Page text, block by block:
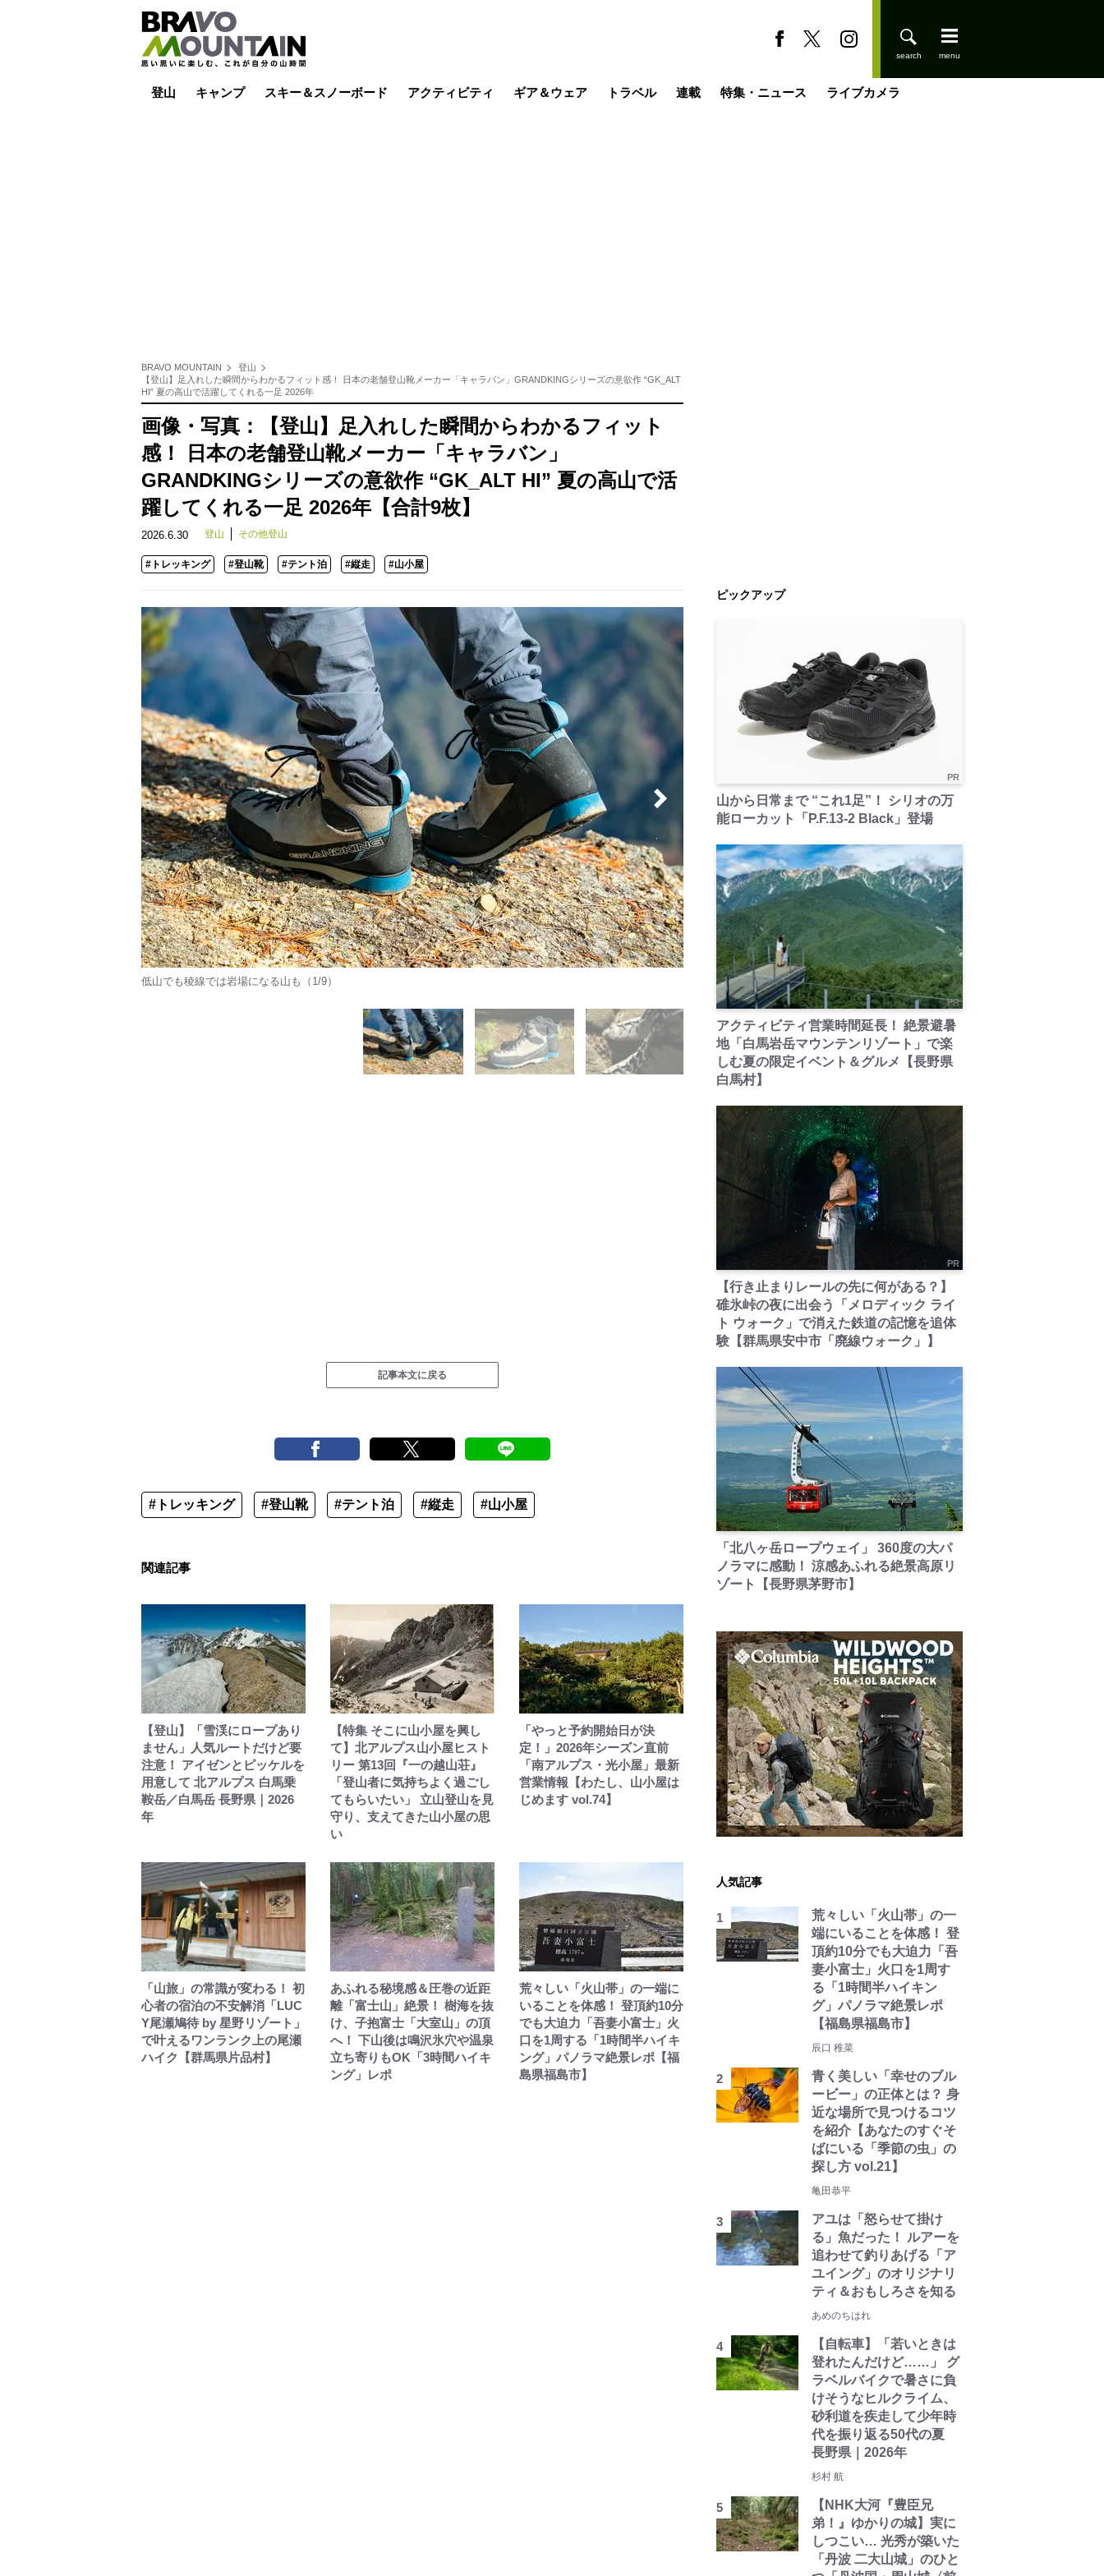
登山 キャンプ スキー＆スノーボード アクティビティ ギア＆ウェア トラベル 連載 特集・ニュース ライブカメラ
BRAVO MOUNTAIN
登山
【登山】足入れした瞬間からわかるフィット感！ 日本の老舗登山靴メーカー「キャラバン」GRANDKINGシリーズの意欲作 “GK_ALT
HI” 夏の高山で活躍してくれる一足 2026年
画像・写真：【登山】足入れした瞬間からわかるフィット
感！ 日本の老舗登山靴メーカー「キャラバン」
GRANDKINGシリーズの意欲作 “GK_ALT HI” 夏の高山で活
躍してくれる一足 2026年【合計9枚】
2026.6.30 登山 その他登山
#トレッキング #登山靴 #テント泊 #縦走 #山小屋
低山でも稜線では岩場になる山も（1/9）
記事本文に戻る
#トレッキング #登山靴 #テント泊 #縦走 #山小屋
関連記事
【登山】「雪渓にロープあり
ません」人気ルートだけど要
注意！ アイゼンとピッケルを
用意して 北アルプス 白馬乗
鞍岳／白馬岳 長野県｜2026
年
【特集 そこに山小屋を興し
て】北アルプス山小屋ヒスト
リー 第13回『一の越山荘』
「登山者に気持ちよく過ごし
てもらいたい」 立山登山を見
守り、支えてきた山小屋の思
い
「やっと予約開始日が決
定！」2026年シーズン直前
「南アルプス・光小屋」最新
営業情報【わたし、山小屋は
じめます vol.74】
「山旅」の常識が変わる！ 初
心者の宿泊の不安解消「LUC
Y尾瀬鳩待 by 星野リゾート」
で叶えるワンランク上の尾瀬
ハイク【群馬県片品村】
あふれる秘境感＆圧巻の近距
離「富士山」絶景！ 樹海を抜
け、子抱富士「大室山」の頂
へ！ 下山後は鳴沢氷穴や温泉
立ち寄りもOK「3時間ハイキ
ング」レポ
荒々しい「火山帯」の一端に
いることを体感！ 登頂約10分
でも大迫力「吾妻小富士」火
口を1周する「1時間半ハイキ
ング」パノラマ絶景レポ【福
島県福島市】
ピックアップ
PR
山から日常まで “これ1足”！ シリオの万
能ローカット「P.F.13-2 Black」登場
PR
アクティビティ営業時間延長！ 絶景避暑
地「白馬岩岳マウンテンリゾート」で楽
しむ夏の限定イベント＆グルメ【長野県
白馬村】
PR
【行き止まりレールの先に何がある？】
碓氷峠の夜に出会う「メロディック ライ
ト ウォーク」で消えた鉄道の記憶を追体
験【群馬県安中市「廃線ウォーク」】
PR
「北八ヶ岳ロープウェイ」 360度の大パ
ノラマに感動！ 涼感あふれる絶景高原リ
ゾート【長野県茅野市】
人気記事
荒々しい「火山帯」の一
端にいることを体感！ 登
頂約10分でも大迫力「吾
妻小富士」火口を1周す
る「1時間半ハイキン
グ」パノラマ絶景レポ
【福島県福島市】
辰口 稚菜
青く美しい「幸せのブル
ービー」の正体とは？ 身
近な場所で見つけるコツ
を紹介【あなたのすぐそ
ばにいる「季節の虫」の
探し方 vol.21】
亀田恭平
アユは「怒らせて掛け
る」魚だった！ ルアーを
追わせて釣りあげる「ア
ユイング」のオリジナリ
ティ＆おもしろさを知る
あめのちはれ
【自転車】「若いときは
登れたんだけど……」 グ
ラベルバイクで暑さに負
けそうなヒルクライム、
砂利道を疾走して少年時
代を振り返る50代の夏
長野県｜2026年
杉村 航
【NHK大河『豊臣兄
弟！』ゆかりの城】実に
しつこい… 光秀が築いた
「丹波 二大山城」のひと